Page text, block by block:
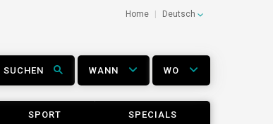
Home Deutsch
SUCHEN WANN WO
SPORT SPECIALS